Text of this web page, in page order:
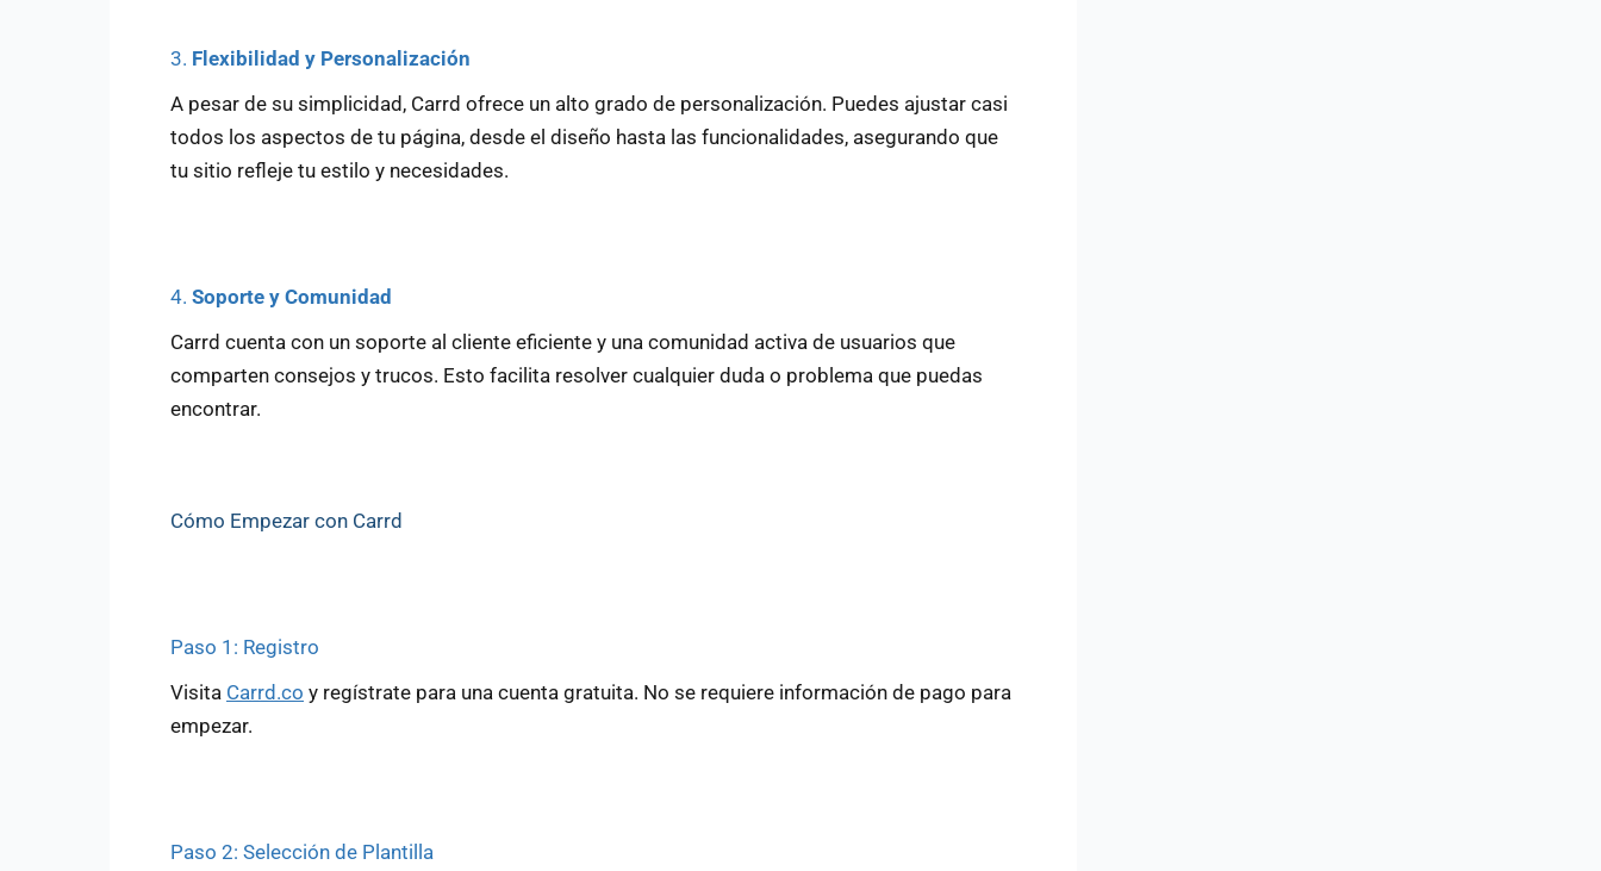
3. Flexibilidad y Personalización
A pesar de su simplicidad, Carrd ofrece un alto grado de personalización. Puedes ajustar casi
todos los aspectos de tu página, desde el diseño hasta las funcionalidades, asegurando que
tu sitio refleje tu estilo y necesidades.
4. Soporte y Comunidad
Carrd cuenta con un soporte al cliente eficiente y una comunidad activa de usuarios que
comparten consejos y trucos. Esto facilita resolver cualquier duda o problema que puedas
encontrar.
Cómo Empezar con Carrd
Paso 1: Registro
Visita Carrd.co y regístrate para una cuenta gratuita. No se requiere información de pago para
empezar.
Paso 2: Selección de Plantilla